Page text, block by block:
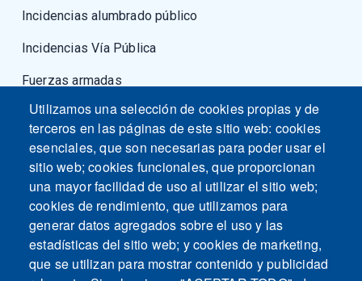
Incidencias alumbrado público
Incidencias Vía Pública
Fuerzas armadas
Utilizamos una selección de cookies propias y de
terceros en las páginas de este sitio web: cookies
esenciales, que son necesarias para poder usar el
sitio web; cookies funcionales, que proporcionan
una mayor facilidad de uso al utilizar el sitio web;
cookies de rendimiento, que utilizamos para
generar datos agregados sobre el uso y las
estadísticas del sitio web; y cookies de marketing,
que se utilizan para mostrar contenido y publicidad